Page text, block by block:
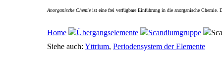
Anorganische Chemieist eine frei verfügbare Einführung in die anorganische
Home Übergangselemente Scandiumgruppe
Siehe auch: Yttrium, Periodensystem der Elemente